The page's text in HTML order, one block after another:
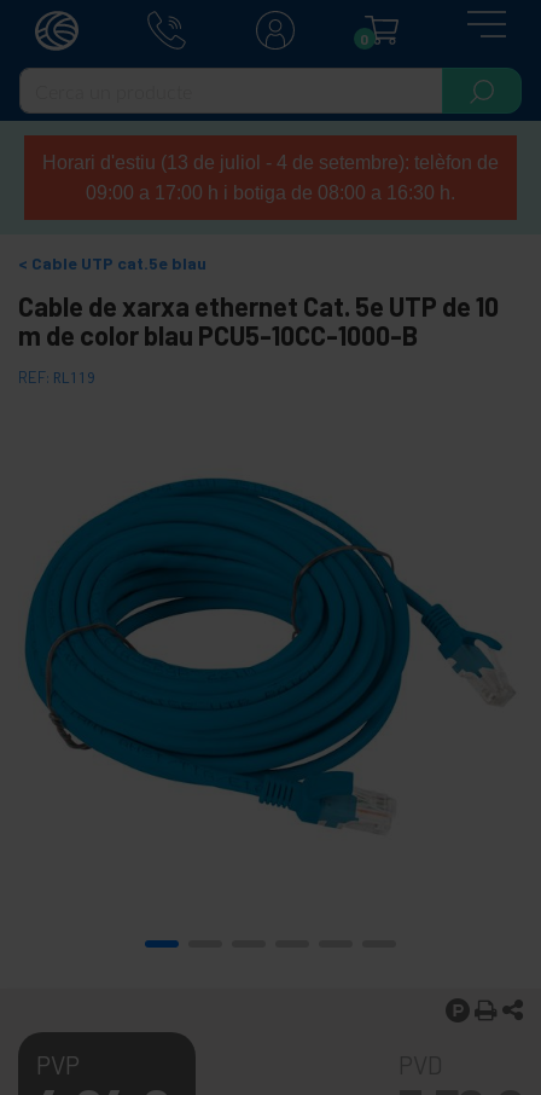
0
Horari d'estiu (13 de juliol - 4 de setembre): telèfon de
09:00 a 17:00 h i botiga de 08:00 a 16:30 h.
Cable UTP cat.5e blau
Cable de xarxa ethernet Cat. 5e UTP de 10
m de color blau PCU5-10CC-1000-B
REF: RL119
PVP